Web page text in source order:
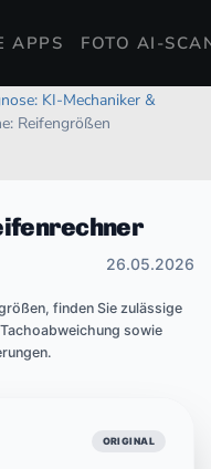
APPS FOTO AI-
KI-Mechaniker &
Reifengrößen
26.05.2026
finden Sie zulässige
sowie
ORIGINAL